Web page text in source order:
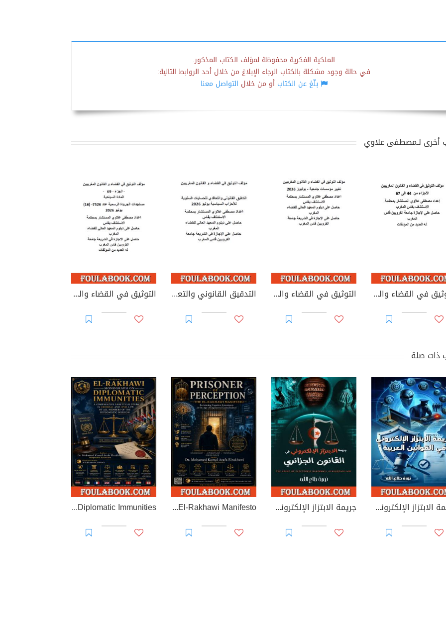
الملكية الفكرية محفوظة لمؤلف الكتاب المذكور.
في حالة وجود مشكلة بالكتاب الرجاء الإبلاغ من خلال أحد الروابط التالية:
بلّغ عن الكتابأو من خلال التواصل معنا
أخرى لـمصطفى علاوي
التوثيق في القضاء والقانون المغربيين - الأجزاء من 44 إلى 67 التوثيق في القضاء والقانون المغربيين: تغيير مؤسسات جامعية - يوليوز 2026 التدقيق القانوني والتعاقدي للحسابات السنوية للأحزاب السياسية التوثيق في القضاء والقانون المغربيين - الجزء 69
ذات صلة
جريمة الابتزاز الإلكتروني في القوانين العربية جريمة الابتزاز الإلكتروني في القانون الجزائري Prisoner of Perception: The El-Rakhawi Manifesto
EL-RAKHAWI MONOGRAPH on Diplomatic Immunities